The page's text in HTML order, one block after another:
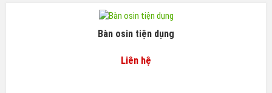
Bàn osin tiện dụng
Liên hệ